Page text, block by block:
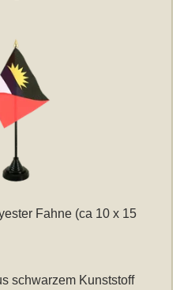
Fahne (ca 10 x 15
schwarzem Kunststoff